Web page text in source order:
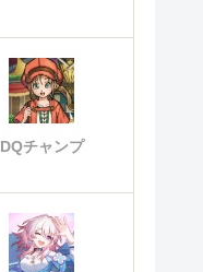
DQチャンプ